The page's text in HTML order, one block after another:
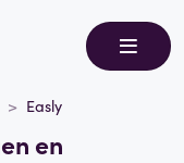
Easly
en